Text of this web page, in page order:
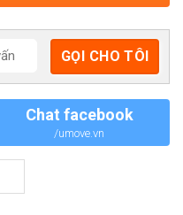
Chat facebook
/umove.vn